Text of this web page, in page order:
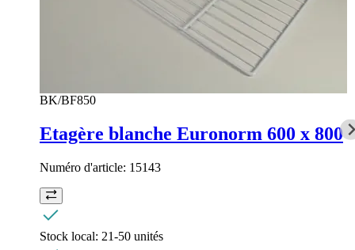
BK/BF850
Etagère blanche Euronorm 600 x 800
Numéro d'article: 15143
Stock local: 21-50 unités